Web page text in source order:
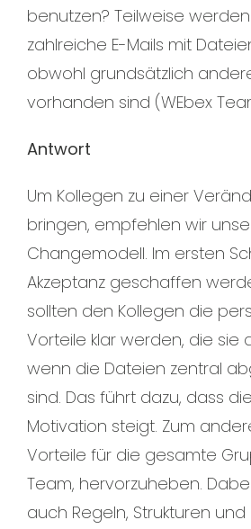
benutzen? Teilweise
zahlreiche E-Mails mit
obwohl grundsätzlich
vorhanden sind (WEbex
Antwort
Um Kollegen zu einer
bringen, empfehlen wir
Changemodell. Im ersten
Akzeptanz geschaffen
sollten den Kollegen die
Vorteile klar werden, die sie
wenn die Dateien zentral
sind. Das führt dazu, dass
Motivation steigt. Zum
Vorteile für die gesamte
Team, hervorzuheben.
auch Regeln, Strukturen und